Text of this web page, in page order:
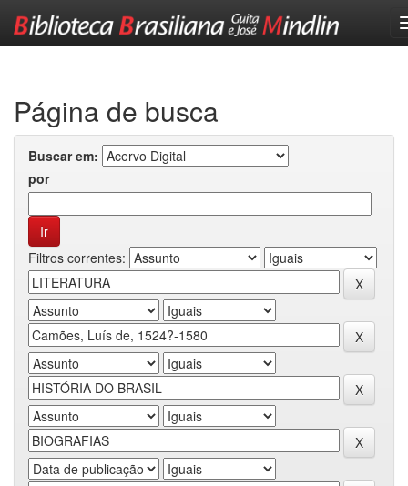
Página de busca
Buscar em:
por
Filtros correntes: